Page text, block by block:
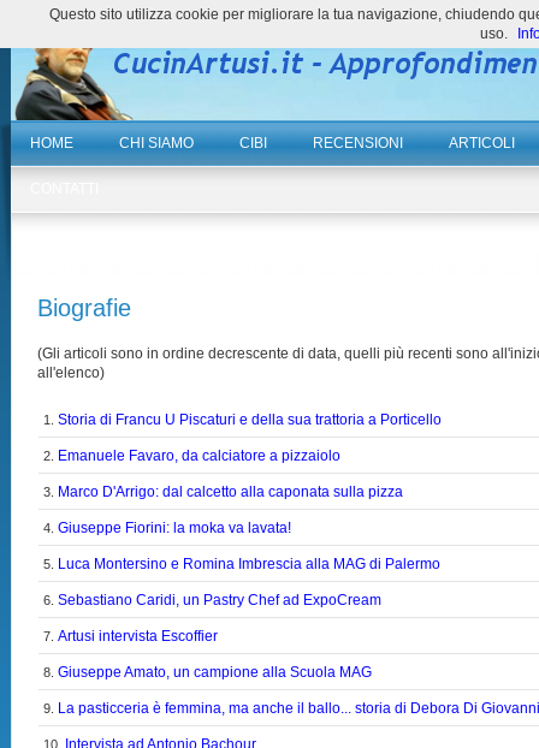
HOME CHI SIAMO CIBI RECENSIONI ARTICOLI
Biografie
(Gli articoli sono in ordine decrescente di data, quelli più recenti sono
all'elenco)
1.Storia di Francu U Piscaturi e della sua trattoria a Porticello
2. Emanuele Favaro, da calciatore a pizzaiolo
3. Marco D'Arrigo: dal calcetto alla caponata sulla pizza
4.Giuseppe Fiorini: la moka va lavata!
5. Luca Montersino e Romina Imbrescia alla MAG di Palermo
6.Sebastiano Caridi, un Pastry Chef ad ExpoCream
7.Artusi intervista Escoffier
8.Giuseppe Amato, un campione alla Scuola MAG
9. La pasticceria è femmina, ma anche il ballo... storia di Debora Di
10. Intervista ad Antonio Bachour
Questo sito utilizza cookie per migliorare la tua navigazione, chiudendo
uso.